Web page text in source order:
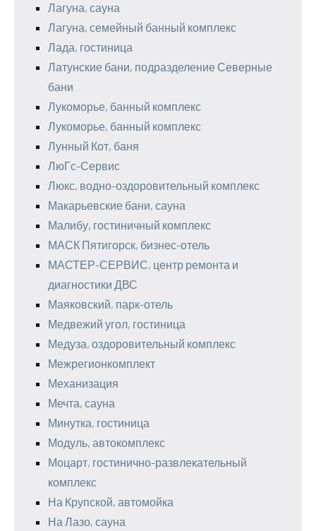
Лагуна, сауна
Лагуна, семейный банный комплекс
Лада, гостиница
Латунские бани, подразделение Северные
бани
Лукоморье, банный комплекс
Лукоморье, банный комплекс
Лунный Кот, баня
ЛюГс-Сервис
Люкс, водно-оздоровительный комплекс
Макарьевские бани, сауна
Малибу, гостиничный комплекс
МАСК Пятигорск, бизнес-отель
МАСТЕР-СЕРВИС, центр ремонта и
диагностики ДВС
Маяковский, парк-отель
Медвежий угол, гостиница
Медуза, оздоровительный комплекс
Межрегионкомплект
Механизация
Мечта, сауна
Минутка, гостиница
Модуль, автокомплекс
Моцарт, гостинично-развлекательный
комплекс
На Крупской, автомойка
На Лазо, сауна